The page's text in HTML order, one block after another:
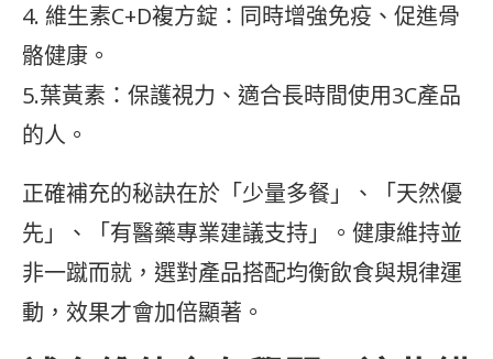
4. 維生素C+D複方錠：同時增強免疫、促進骨
骼健康。
5.葉黃素：保護視力、適合長時間使用3C產品
的人。
正確補充的秘訣在於「少量多餐」、「天然優
先」、「有醫藥專業建議支持」。健康維持並
非一蹴而就，選對產品搭配均衡飲食與規律運
動，效果才會加倍顯著。